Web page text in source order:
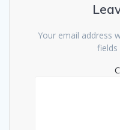
Your email address
fields